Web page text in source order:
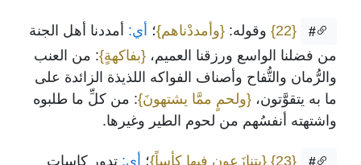
#
{22} وقوله: {وأمددْناهم}؛ أي: أمددنا أهل الجنة
من فضلنا الواسع ورزقنا العميم، {بفاكهةٍ}: من العنب
والرُّمان والتُّفاح وأصناف الفواكه اللذيذة الزائدة على
ما به يتقوَّتون، {ولحمٍ ممَّا يشتهونَ}: من كلِّ ما طلبوه
واشتهته أنفسُهم من لحوم الطير وغيرها.
#
{23} {يتنازَعون فيها كأساً}؛ أي: تدور كاسات